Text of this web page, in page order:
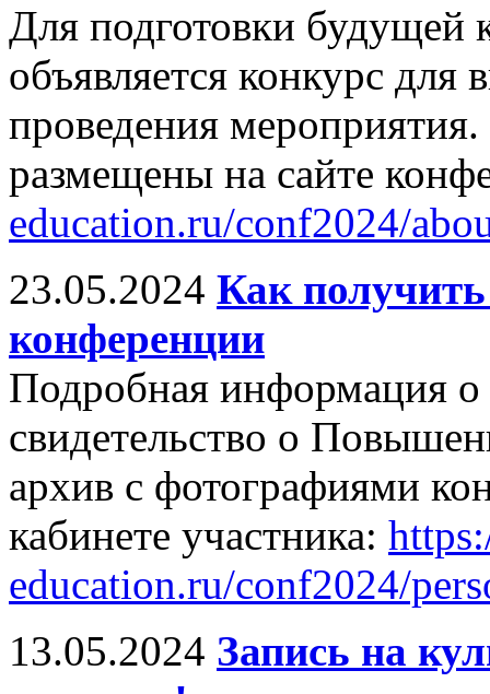
Для подготовки будущей
объявляется конкурс
проведения
размещены на сайте
education.ru/conf2024/
23.05.2024 Как
конференции
Подробная информация о
свидетельство о
архив с фотографиями
кабинете участника:
education.ru/conf2024/
13.05.2024 Запись на